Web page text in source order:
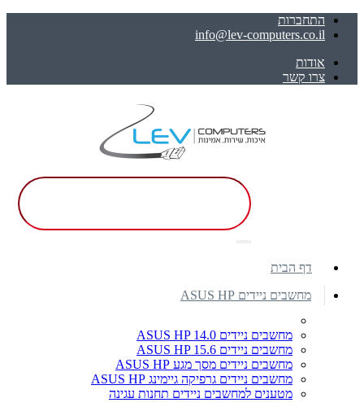
התחברות
info@lev-computers.co.il
אודות
צרו קשר
דף הבית
מחשבים ניידים ASUS HP
מחשבים ניידים ASUS HP 14.0
מחשבים ניידים ASUS HP 15.6
מחשבים ניידים מסך מגע ASUS HP
מחשבים ניידים גרפיקה גיימינג ASUS HP
מטענים למחשבים ניידים תחנות עגינה